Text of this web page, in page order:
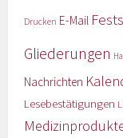
Drucken E-Mail
Gliederungen
Nachrichten
Lesebestätigungen